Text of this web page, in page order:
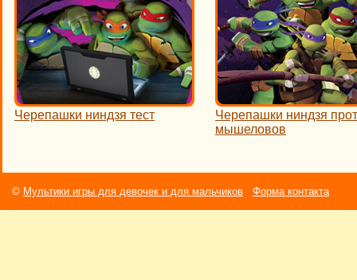
Черепашки ниндзя тест
Черепашки ниндзя
мышеловов
© Мультики игры для девочек и для мальчиков Форма контакта